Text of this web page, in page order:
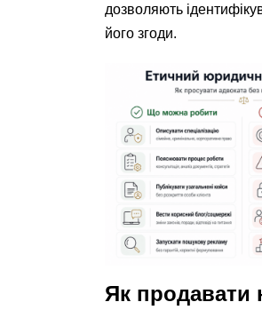
дозволяють
його згоди.
Як продавати